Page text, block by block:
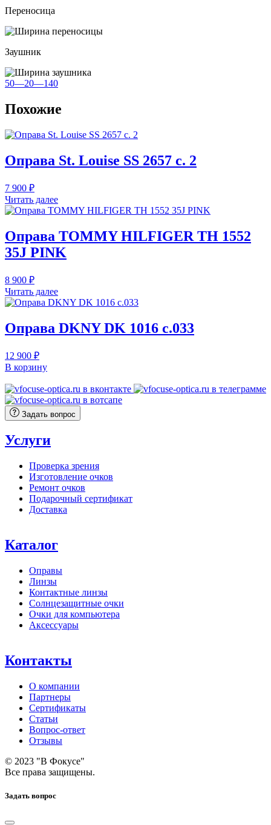
Переносица
Заушник
50—20—140
Похожие
Оправа St. Louise SS 2657 с. 2
7 900 ₽
Читать далее
Оправа TOMMY HILFIGER TH 1552
35J PINK
8 900 ₽
Читать далее
Оправа DKNY DK 1016 c.033
12 900 ₽
В корзину
Задать вопрос
Услуги
Проверка зрения
Изготовление очков
Ремонт очков
Подарочный сертификат
Доставка
Каталог
Оправы
Линзы
Контактные линзы
Солнцезащитные очки
Очки для компьютера
Аксессуары
Контакты
О компании
Партнеры
Сертификаты
Статьи
Вопрос-ответ
Отзывы
© 2023 "В Фокусе"
Все права защищены.
Задать вопрос